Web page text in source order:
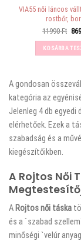
VIA55 női láncos
rostbőr,
11990Ft
KOSÁRBA
Agondosan
kategória az
Jelenleg 4 db
elérhetőek. Ezek a
szabadság és a
kiegészítőikben.
A Rojtos Női
A Rojtos női táska
és a `szabad
minőségi `velúr